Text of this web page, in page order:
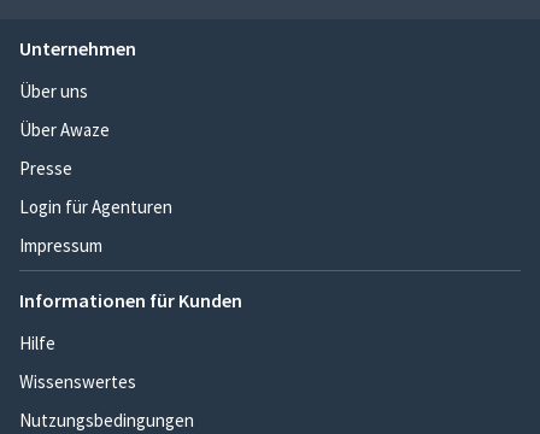
Unternehmen
Über uns
Über Awaze
Presse
Login für Agenturen
Impressum
Informationen für Kunden
Hilfe
Wissenswertes
Nutzungsbedingungen